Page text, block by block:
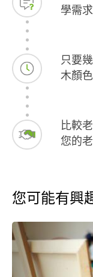
學需求
只要
木顏
比較
您的
您可能有興